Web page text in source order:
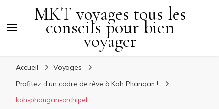
MKT voyages tous les
conseils pour bien
voyager
Accueil
Voyages
Profitez d’un cadre de rêve à Koh Phangan !
koh-phangan-archipel